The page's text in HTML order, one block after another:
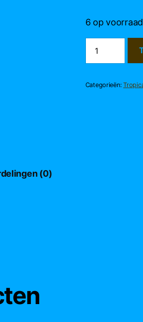
6 op voorraad
Goldfish
Mini
aantal
Categorieën:
(0)